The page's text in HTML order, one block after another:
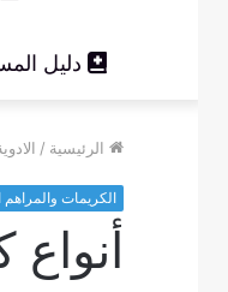
دليل
الرئيسية /
الكريمات والمراهم